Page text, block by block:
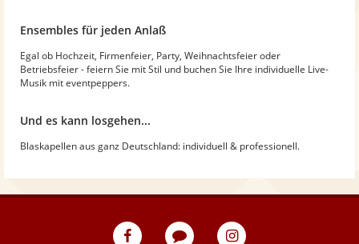
Ensembles für jeden Anlaß
Egal ob Hochzeit, Firmenfeier, Party, Weihnachtsfeier oder
Betriebsfeier - feiern Sie mit Stil und buchen Sie Ihre individuelle Live-
Musik mit eventpeppers.
Und es kann losgehen...
Blaskapellen aus ganz Deutschland: individuell & professionell.
eventpeppers
Blog
eventpeppers